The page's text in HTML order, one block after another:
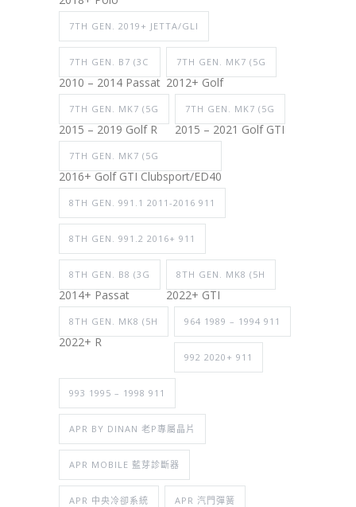
7TH GEN. 2019+ JETTA/GLI
7TH GEN. B7 (3C
2010 – 2014 Passat
7TH GEN. MK7 (5G
2012+ Golf
7TH GEN. MK7 (5G
2015 – 2019 Golf R
7TH GEN. MK7 (5G
2015 – 2021 Golf GTI
7TH GEN. MK7 (5G
2016+ Golf GTI Clubsport/ED40
8TH GEN. 991.1 2011-2016 911
8TH GEN. 991.2 2016+ 911
8TH GEN. B8 (3G
2014+ Passat
8TH GEN. MK8 (5H
2022+ GTI
8TH GEN. MK8 (5H
2022+ R
964 1989 – 1994 911
992 2020+ 911
993 1995 – 1998 911
APR BY DINAN 老P專屬晶片
APR MOBILE 藍芽診斷器
APR 中央冷卻系統 APR 汽門彈簧